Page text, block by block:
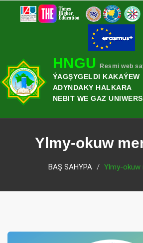
HNGU Resmi web
ÝAGŞYGELDI KAKAÝEW
ADYNDAKY HALKARA
NEBIT WE GAZ
Ylmy-okuw
BAŞ SAHYPA Ylmy-okuw